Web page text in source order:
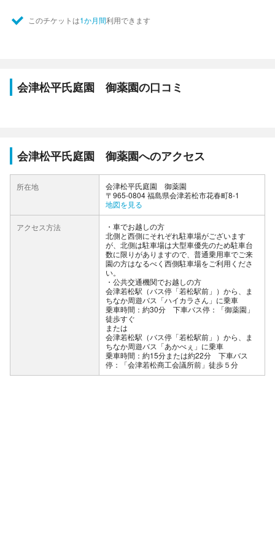
このチケットは1か月間利用できます
会津松平氏庭園 御薬園の口コミ
会津松平氏庭園 御薬園へのアクセス
所在地
会津松平氏庭園 御薬園
〒965-0804 福島県会津若松市花春町8-1
地図を見る
アクセス方法
車でお越しの方
北側と西側にそれぞれ駐車場がございます
が、北側は駐車場は大型車優先のため駐車台
数に限りがありますので、普通乗用車でご来
園の方はなるべく西側駐車場をご利用くださ
い。
公共交通機関でお越しの方
会津若松駅（バス停「若松駅前」）から、ま
ちなか周遊バス「ハイカラさん」に乗車
乗車時間：約30分 下車バス停：「御薬園」
徒歩すぐ
または
会津若松駅（バス停「若松駅前」）から、ま
ちなか周遊バス「あかべぇ」に乗車
乗車時間：約15分または約22分 下車バス
停：「会津若松商工会議所前」徒歩５分